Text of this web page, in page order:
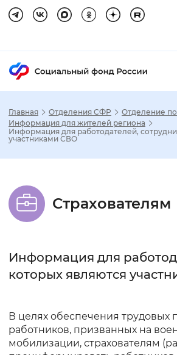
Стандартный
Без засечек
Нормальный
Цвет
Главная Отделения СФР
Отделение
Информация для жителей региона
Информация для работодателей,
участниками СВО
Страхователям
Информация для
которых являются
В целях обеспечения трудовых
работников, призванных на
мобилизации, страхователям